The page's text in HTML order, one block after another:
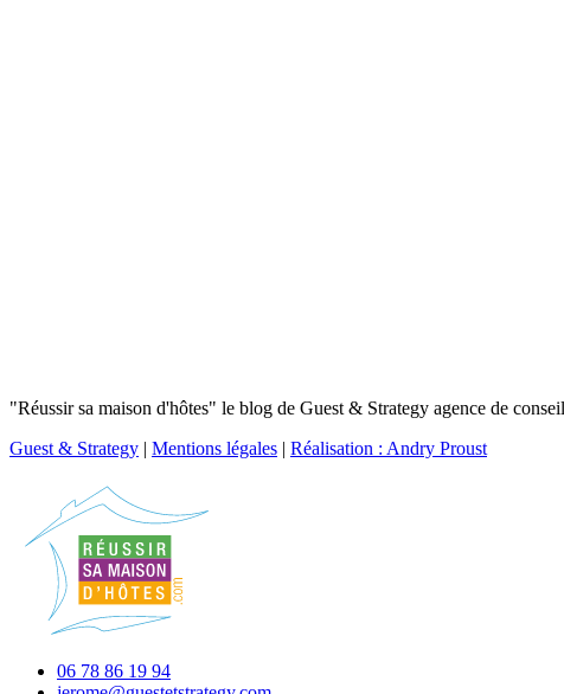
"Réussir sa maison d'hôtes" le blog de Guest & Strategy agence de
Guest & Strategy | Mentions légales | Réalisation : Andry Proust
06 78 86 19 94